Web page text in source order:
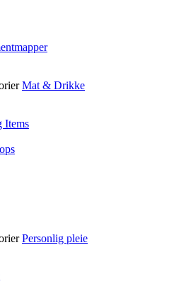
Mat & Drikke
Items
Personlig pleie